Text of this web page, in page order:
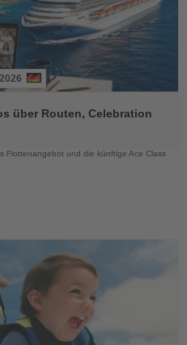
über Routen, Celebration
Flottenangebot und die künftige Ace Class